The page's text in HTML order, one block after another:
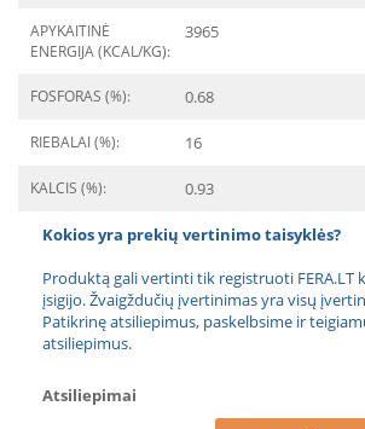
APYKAITINĖ
ENERGIJA (KCAL/KG):
3965
FOSFORAS (%): 0.68
RIEBALAI (%): 16
KALCIS (%): 0.93
Kokios yra prekių vertinimo taisyklės?
Produktą gali vertinti tik registruoti FERA.LT
įsigijo. Žvaigždučių įvertinimas yra visų
Patikrinę atsiliepimus, paskelbsime ir
atsiliepimus.
Atsiliepimai